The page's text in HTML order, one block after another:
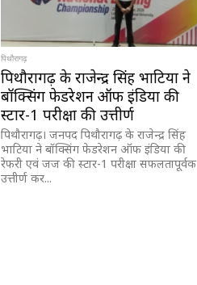
पिथौरागढ़
पिथौरागढ़ के राजेन्द्र सिंह भाटिया ने
बॉक्सिंग फेडरेशन ऑफ इंडिया की
स्टार-1 परीक्षा की उत्तीर्ण
पिथौरागढ़। जनपद पिथौरागढ़ के राजेन्द्र सिंह
भाटिया ने बॉक्सिंग फेडरेशन ऑफ इंडिया की
रेफरी एवं जज की स्टार-1 परीक्षा सफलतापूर्वक
उत्तीर्ण कर...